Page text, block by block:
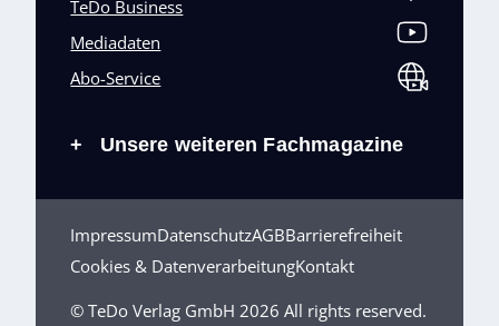
TeDo Business
Mediadaten
Abo-Service
+ Unsere weiteren Fachmagazine
ImpressumDatenschutzAGBBarrierefreiheit
Cookies & DatenverarbeitungKontakt
© TeDo Verlag GmbH 2026 All rights reserved.